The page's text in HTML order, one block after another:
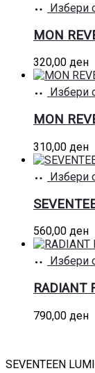
Избери
MON
320,00 ден
Избери
MON
310,00 ден
Избери
560,00 ден
Избери
RADIANT
790,00 ден
SEVENTEEN